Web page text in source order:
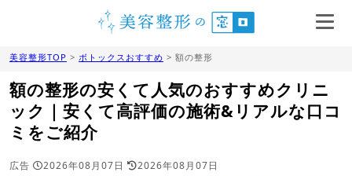
美容整形TOP > ボトックスおすすめ > 額の整形
額の整形の安くて人気のおすすめクリニ
ック｜安くて高評価の施術&リアルな口コ
ミをご紹介
広告 2026年08月07日 2026年08月07日